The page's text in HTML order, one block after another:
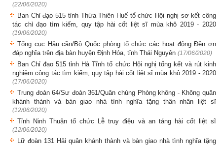
(22/06/2020)
Ban Chỉ đạo 515 tỉnh Thừa Thiên Huế tổ chức Hội nghị sơ kết công
tác chỉ đạo tìm kiếm, quy tập hài cốt liệt sĩ mùa khô 2019 - 2020
(19/06/2020)
Tổng cục Hậu cần/Bộ Quốc phòng tổ chức các hoạt động Đền ơn
đáp nghĩa trên địa bàn huyện Định Hóa, tỉnh Thái Nguyên (17/06/2020)
Ban Chỉ đạo 515 tỉnh Hà Tĩnh tổ chức Hội nghị tổng kết và rút kinh
nghiệm công tác tìm kiếm, quy tập hài cốt liệt sĩ mùa khô 2019 - 2020
(17/06/2020)
Trung đoàn 64/Sư đoàn 361/Quân chủng Phòng không - Không quân
khánh thành và bàn giao nhà tình nghĩa tặng thân nhân liệt sĩ
(12/06/2020)
Tỉnh Ninh Thuận tổ chức Lễ truy điệu và an táng hài cốt liệt sĩ
(12/06/2020)
Lữ đoàn 131 Hải quân khánh thành và bàn giao nhà tình nghĩa tặng